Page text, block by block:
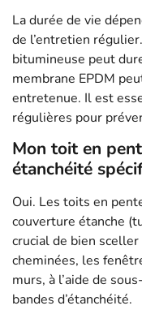
La durée de vie
de l’entretien
bitumineuse peut
membrane EPDM
entretenue. Il est
régulières pour
Mon toit en
étanchéité
Oui. Les toits en
couverture étanche
crucial de bien
cheminées, les
murs, à l’aide de
bandes d’étanchéité.